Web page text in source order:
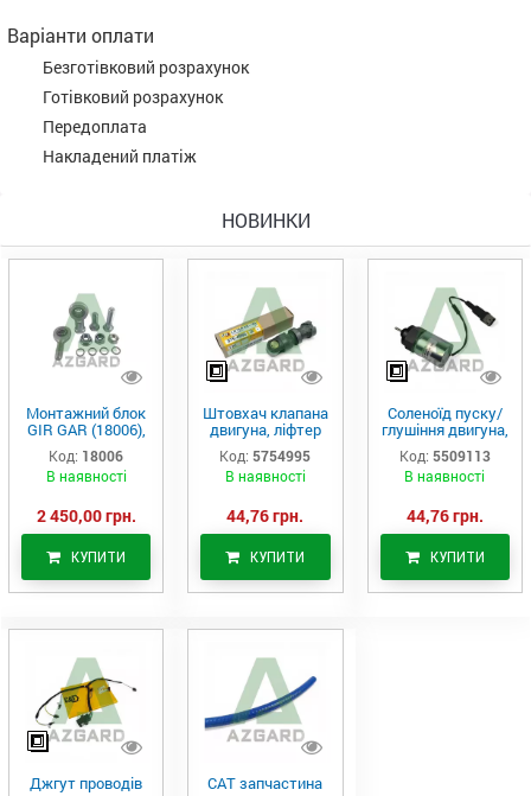
Варіанти оплати
Безготівковий розрахунок
Готівковий розрахунок
Передоплата
Накладений платіж
НОВИНКИ
Монтажний блок
GIR GAR (18006),
Аналог
Код: 18006
В наявності
2 450,00 грн.
КУПИТИ
Штовхач клапана
двигуна, ліфтер
(575-4995)
Код: 5754995
В наявності
44,76 грн.
КУПИТИ
Соленоїд пуску/
глушіння двигуна,
актуатор (550-
9113)
Код: 5509113
В наявності
44,76 грн.
КУПИТИ
Джгут проводів САТ запчастина